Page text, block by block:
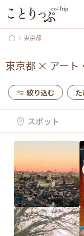
東京都
東京都× アート
絞り込む
スポット